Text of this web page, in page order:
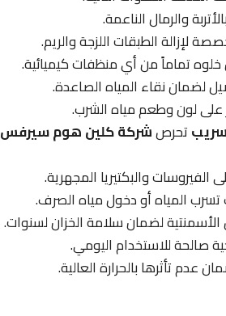
والرمال الناعمة.
لإزالة الطبقات اللزجة والريم.
تماماً من أي منظفات كيميائية.
لضمان نقاء المياه الصاعدة.
على لون وطعم مياه الشرب.
تحرصشركة كلين هوم سيرفس
والبكتيريا المجهرية.
المياه أو دخول مياه الصرف.
لضمان سلامة الخزان لسنوات.
صالحة للاستخدام اليومي.
عدم تأثرها بالحرارة العالية.